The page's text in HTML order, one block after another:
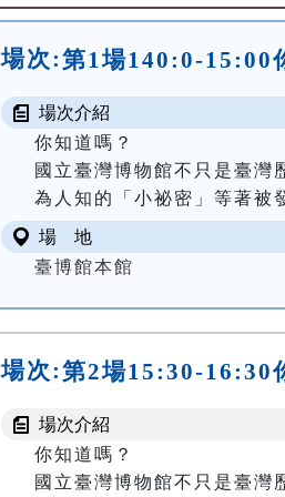
場次:第1場140:0-15:00
場次介紹
你知道嗎？
國立臺灣博物館不只是臺灣
為人知的「小祕密」等著被
場 地
臺博館本館
場次:第2場15:30-16:30
場次介紹
你知道嗎？
國立臺灣博物館不只是臺灣